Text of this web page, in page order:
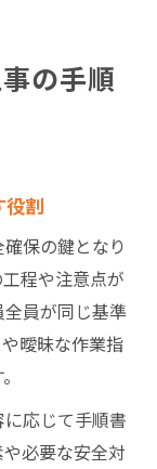
の手順
役割
保の鍵となり
程や注意点が
員が同じ基準
曖昧な作業指
応じて手順書
必要な安全対